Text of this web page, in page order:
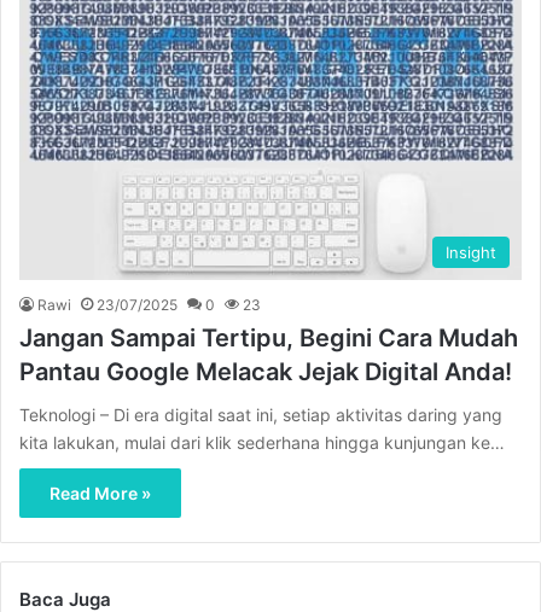
Insight
Rawi 23/07/2025 0 23
Jangan Sampai Tertipu, Begini Cara Mudah
Pantau Google Melacak Jejak Digital Anda!
Teknologi – Di era digital saat ini, setiap aktivitas daring yang
kita lakukan, mulai dari klik sederhana hingga kunjungan ke…
Read More »
Baca Juga